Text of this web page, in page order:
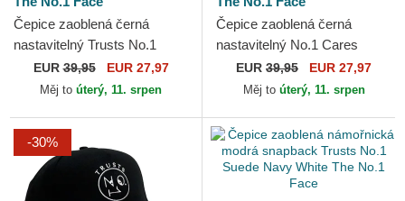
Čepice zaoblená černá
nastavitelný Trusts No.1
Distressed Black Gold The
No.1 Face
EUR39,95 EUR 27,97
Měj to úterý, 11. srpen
Čepice zaoblená černá
nastavitelný No.1 Cares
Distressed Black Gold The
No.1 Face
EUR 39,95 EUR 27,97
Měj to úterý, 11. srpen
-30%